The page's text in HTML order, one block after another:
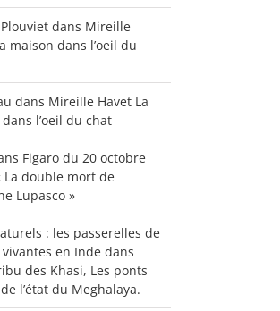
dans Mireille
maison dans l’oeil du
dans Mireille Havet La
l’oeil du chat
Figaro du 20 octobre
La double mort de
Lupasco »
: les passerelles de
en Inde dans
des Khasi, Les ponts
l’état du Meghalaya.